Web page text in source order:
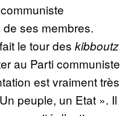
ses membres.
le tour des kibboutz
au Parti communiste
est vraiment très
peuple, un Etat ». Il